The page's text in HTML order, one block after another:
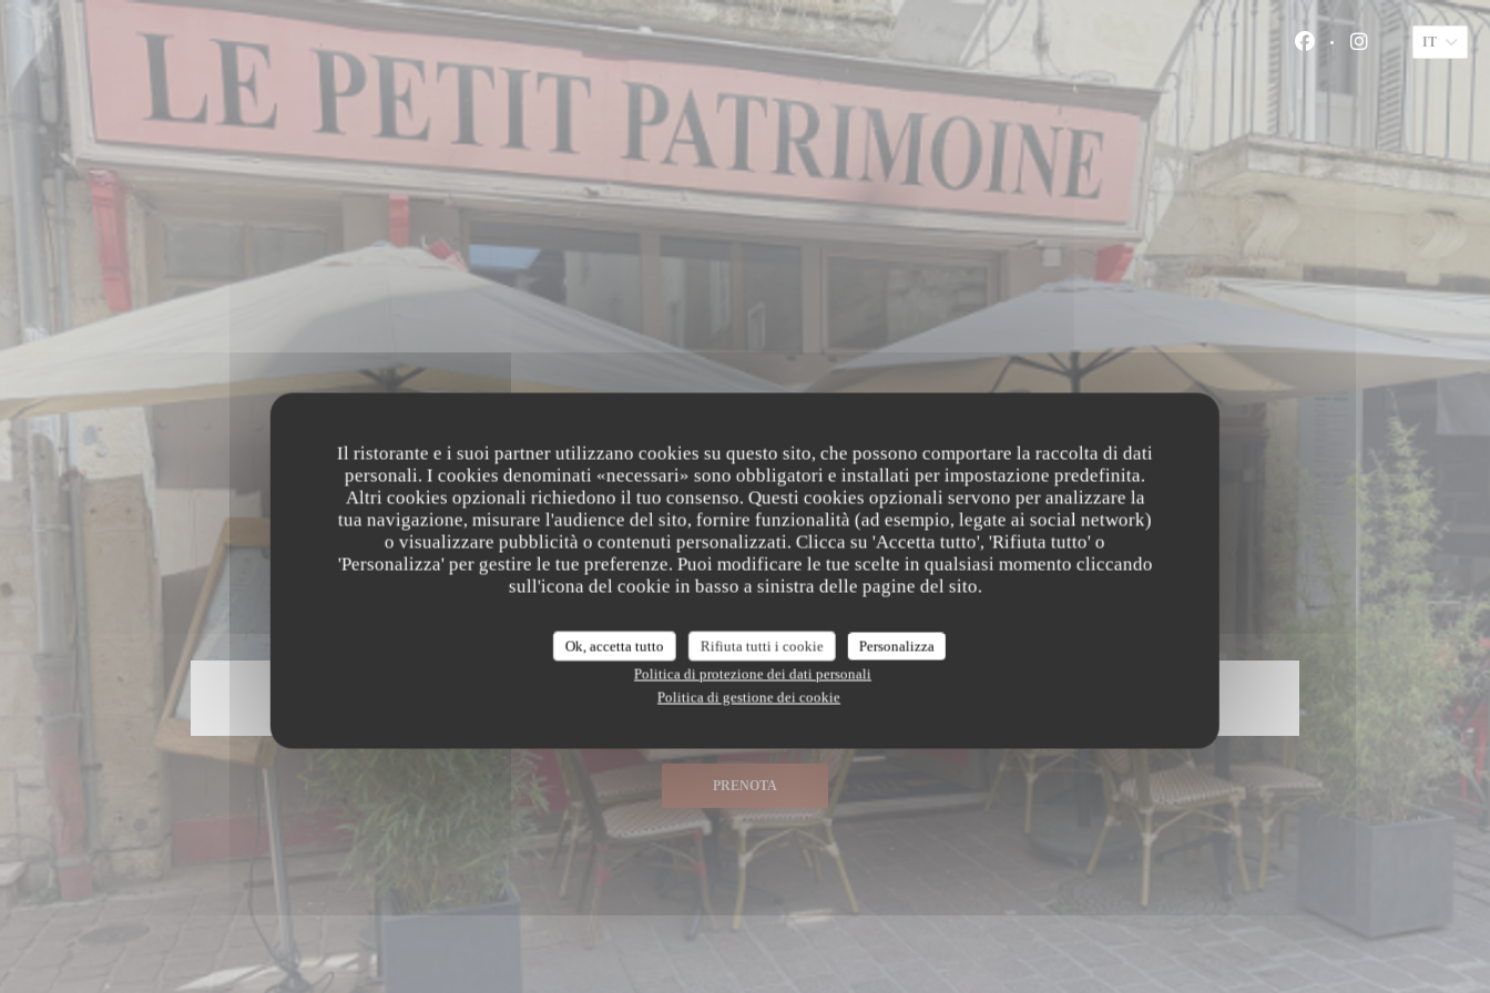
Personalizzazione delle tue scelte sui cookie
Il ristorante e i suoi partner utilizzano cookies su questo sito, che possono comportare la raccolta di dati
personali. I cookies denominati «necessari» sono obbligatori e installati per impostazione predefinita.
Altri cookies opzionali richiedono il tuo consenso. Questi cookies opzionali servono per analizzare la
tua navigazione, misurare l'audience del sito, fornire funzionalità (ad esempio, legate ai social network)
o visualizzare pubblicità o contenuti personalizzati. Clicca su 'Accetta tutto', 'Rifiuta tutto' o
'Personalizza' per gestire le tue preferenze. Puoi modificare le tue scelte in qualsiasi momento cliccando
sull'icona del cookie in basso a sinistra delle pagine del sito.
Ok, accetta tutto Rifiuta tutti i cookie
Personalizza
Politica di protezione dei dati personali
Politica di gestione dei cookie
IT
Facebook ((apre una
Instagram
ORARI
Aperta oggi da 12:00 a 14:00
Poi da 19:00 a 22:00
02 47 66 05 81
PRENOTA
Le Petit Patrimoine